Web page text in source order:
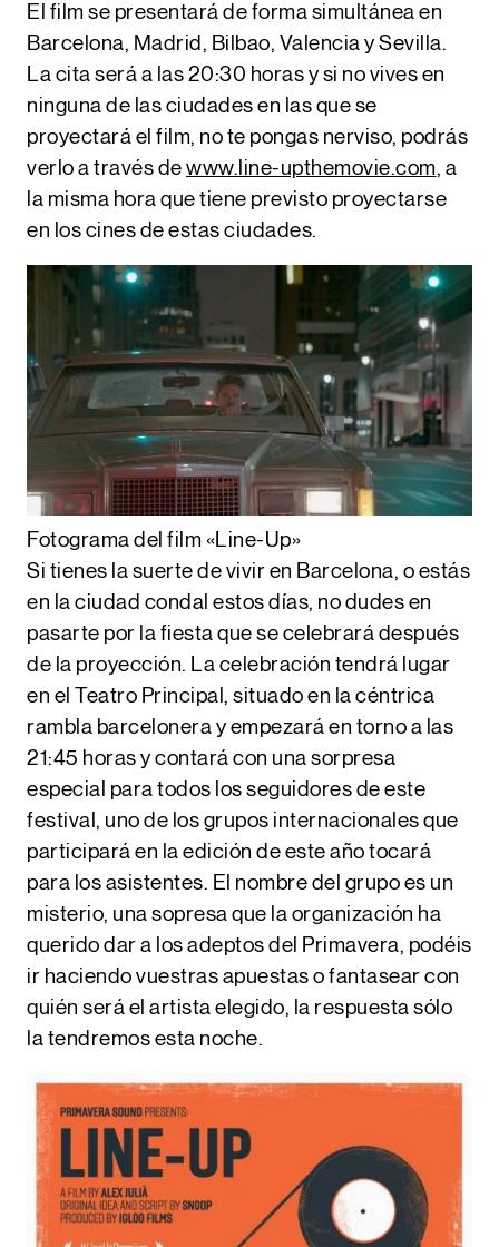
El film se presentará de forma simultánea en
Barcelona, Madrid, Bilbao, Valencia y Sevilla.
La cita será a las 20:30 horas y si no vives en
ninguna de las ciudades en las que se
proyectará el film, no te pongas nerviso, podrás
verlo a través de www.line-upthemovie.com, a
la misma hora que tiene previsto proyectarse
en los cines de estas ciudades.
Fotograma del film «Line-Up»
Si tienes la suerte de vivir en Barcelona, o estás
en la ciudad condal estos días, no dudes en
pasarte por la fiesta que se celebrará después
de la proyección. La celebración tendrá lugar
en el Teatro Principal , situado en la céntrica
rambla barcelonera y empezará en torno a las
21:45 horas y contará con una sorpresa
especial para todos los seguidores de este
festival, uno de los grupos internacionales que
participará en la edición de este año tocará
para los asistentes. El nombre del grupo es un
misterio, una sopresa que la organización ha
querido dar a los adeptos del Primavera, podéis
ir haciendo vuestras apuestas o fantasear con
quién será el artista elegido, la respuesta sólo
la tendremos esta noche.